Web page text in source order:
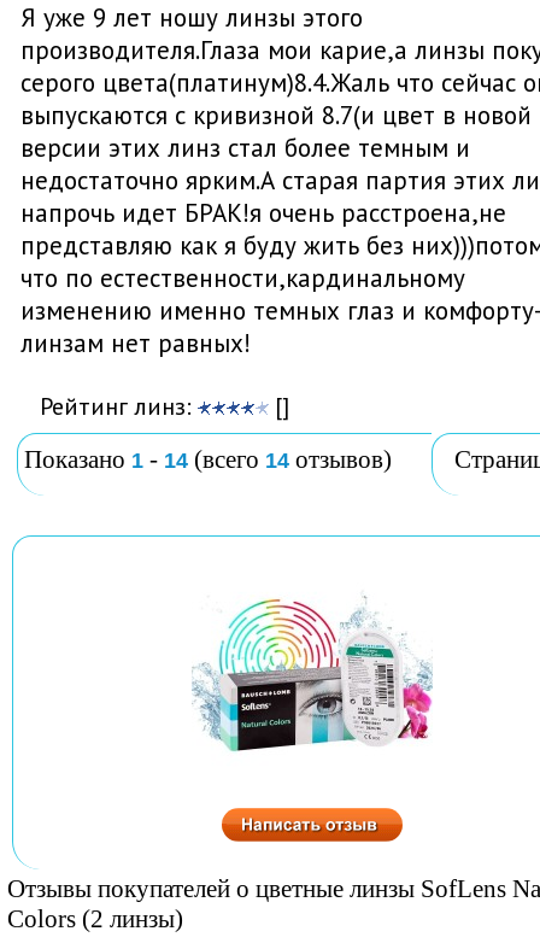
Я уже 9 лет ношу линзы этого
производителя.Глаза мои карие,а линзы
серого цвета(платинум)8.4.Жаль что сейчас
выпускаются с кривизной 8.7(и цвет в новой
версии этих линз стал более темным и
недостаточно ярким.А старая партия этих
напрочь идет БРАК!я очень расстроена,не
представляю как я буду жить без
что по естественности,кардинальному
изменению именно темных глаз и
линзам нет равных!
Рейтинг линз: []
Показано 1 - 14 (всего 14 отзывов)
Отзывы покупателей о цветные линзы SofLens
Colors (2 линзы)